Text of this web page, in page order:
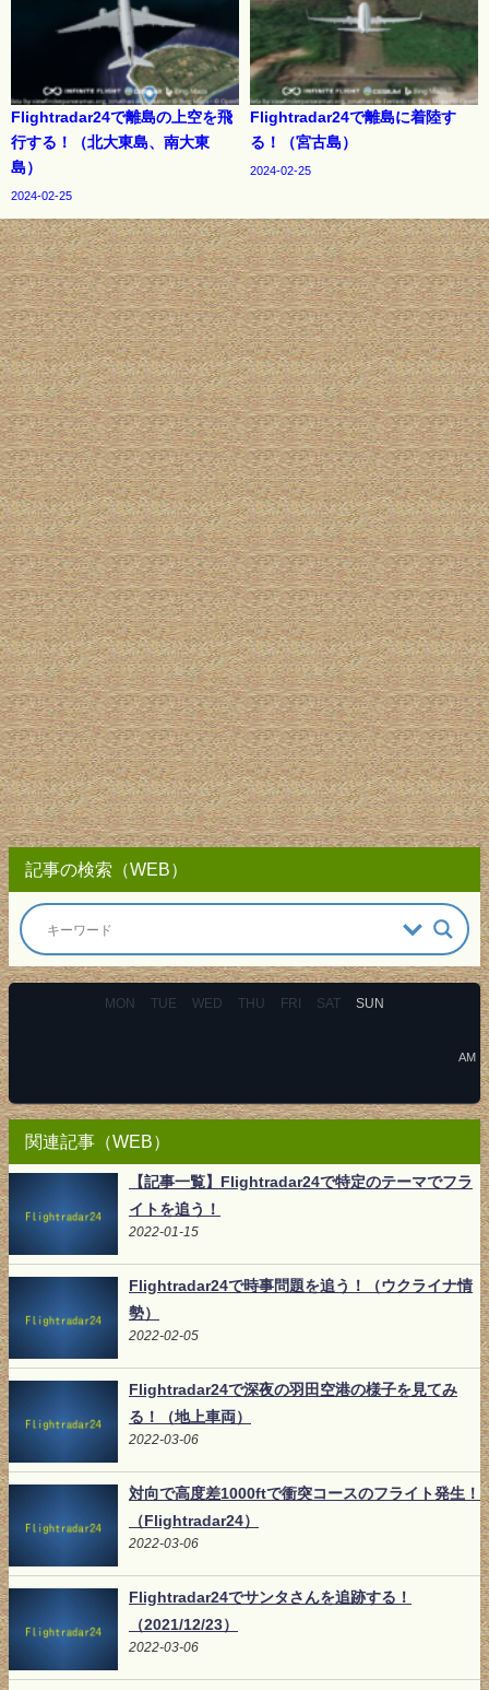
Flightradar24で離島の上空を飛
行する！（北大東島、南大東
島）
2024-02-25
Flightradar24で離島に着陸す
る！（宮古島）
2024-02-25
記事の検索（WEB）
MON TUE WED THU FRI SAT SUN
AM
関連記事（WEB）
【記事一覧】Flightradar24で特定のテーマでフラ
イトを追う！
2022-01-15
Flightradar24で時事問題を追う！（ウクライナ情
勢）
2022-02-05
Flightradar24で深夜の羽田空港の様子を見てみ
る！（地上車両）
2022-03-06
対向で高度差1000ftで衝突コースのフライト発生！
（Flightradar24）
2022-03-06
Flightradar24でサンタさんを追跡する！
（2021/12/23）
2022-03-06